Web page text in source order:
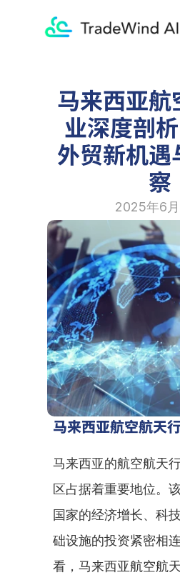
马来西亚航
业深度剖
外贸新机遇
察
2025年6月
马来西亚航空航天
马来西亚的航空航天
区占据着重要地位。
国家的经济增长、科
础设施的投资紧密相
看，马来西亚航空航